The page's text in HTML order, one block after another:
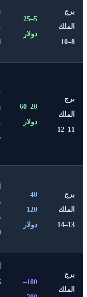
برج
الملك
8–10
5–25
دولار
برج
الملك
11–12
20–60
دولار
برج
الملك
13–14
40–
120
دولار
برج
الملك
100–